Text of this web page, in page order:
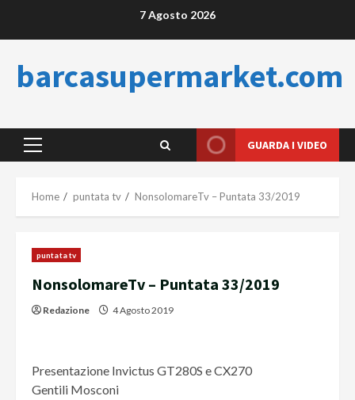
7 Agosto 2026
barcasupermarket.com
Primary
GUARDA I VIDEO
Home puntata tv NonsolomareTv – Puntata 33/2019
puntata tv
NonsolomareTv – Puntata 33/2019
Redazione 4 Agosto 2019
Presentazione Invictus GT280S e CX270
Gentili Mosconi